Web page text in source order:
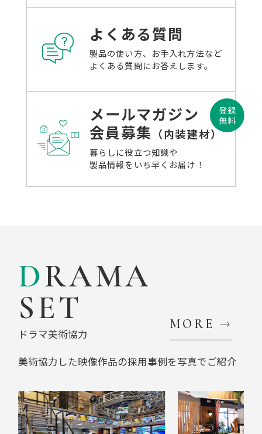
よくある質問
製品の使い方、お手入れ方法など
よくある質問にお答えします。
メールマガジン
会員募集 （内装建材）
暮らしに役立つ知識や
製品情報をいち早くお届け！
DRAMA
SET
ドラマ美術協力
美術協力した映像作品の採用事例を写真でご紹介
MORE